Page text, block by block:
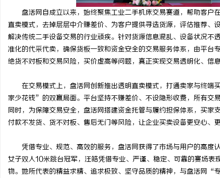
盘活网自成立以来，始终聚焦工业二手机床交易赛道，帮助客
直卖模式，去掉层层中介赚差价、为客户提供寻选货源，评估推荐
解决传统二手设备交易的行业顽疾。针对货源信息混乱、设备状况
准化的代采代卖，确保货板一致和资金安全的交易服务体系，由平
绝货不对板和交易风险，买价虚高等问题，真正实现交易透明化、信
在交易模式上，盘活网创新推出透明直卖模式，打通卖家与终
家少花钱”的双赢局面。平台坚持不赚差价、不设隐形收费，所有交
同时，为保障交易安全，盘活网搭建资金托管与履约担保体系，买
付款不发货、货不对板、售后无门等风险，让企业买卖设备更安心、
凭借专业、规范、高效的服务，盘活网获得了市场与用户的高
女子双人10米跳台冠军，汪皓凭借专业、严谨、稳定、可靠的赛场
物。她所代表的精益求精、追求极致、坚守品质的精神，与盘活网